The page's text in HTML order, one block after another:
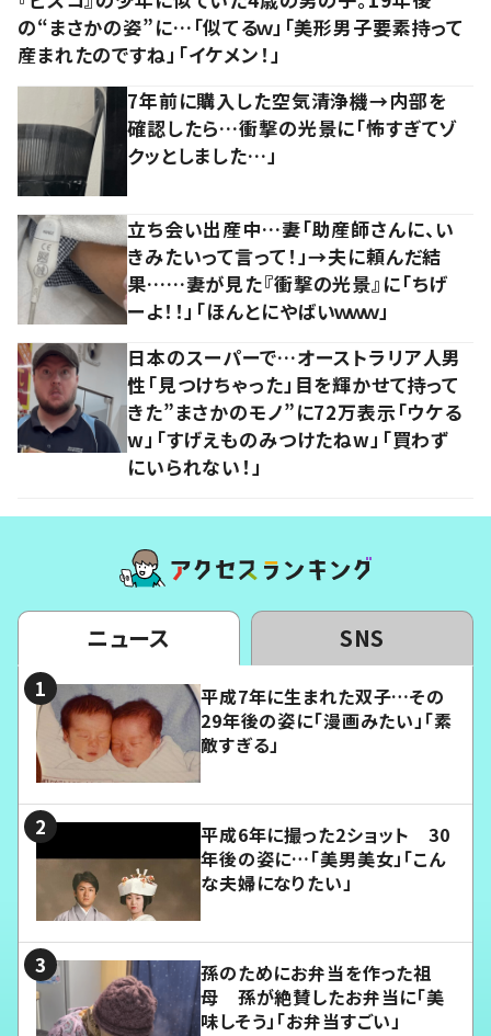
の“まさかの姿”に…「似てるｗ」「美形男子要素持って
産まれたのですね」「イケメン！」
7年前に購入した空気清浄機→内部を
確認したら…衝撃の光景に「怖すぎてゾ
クッとしました…」
立ち会い出産中…妻「助産師さんに、い
きみたいって言って！」→夫に頼んだ結
果……妻が見た『衝撃の光景』に「ちげ
ーよ！！」「ほんとにやばいｗｗｗ」
日本のスーパーで…オーストラリア人男
性「見つけちゃった」目を輝かせて持って
きた”まさかのモノ”に72万表示「ウケる
w」「すげえものみつけたねw」「買わず
にいられない！」
ニュース SNS
平成7年に生まれた双子…その
29年後の姿に「漫画みたい」「素
敵すぎる」
平成6年に撮った2ショット 30
年後の姿に…「美男美女」「こん
な夫婦になりたい」
孫のためにお弁当を作った祖
母 孫が絶賛したお弁当に「美
味しそう」「お弁当すごい」